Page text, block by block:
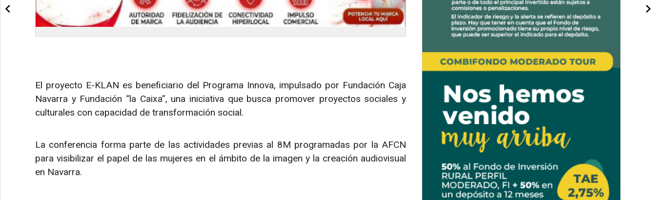
El proyecto E-KLAN es beneficiario del Programa Innova, impulsado por Fundación Caja
Navarra y Fundación “la Caixa”, una iniciativa que busca promover proyectos sociales y
culturales con capacidad de transformación social.
La conferencia forma parte de las actividades previas al 8M programadas por la AFCN
para visibilizar el papel de las mujeres en el ámbito de la imagen y la creación audiovisual
en Navarra.